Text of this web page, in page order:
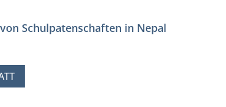
Schulpatenschaften in Nepal